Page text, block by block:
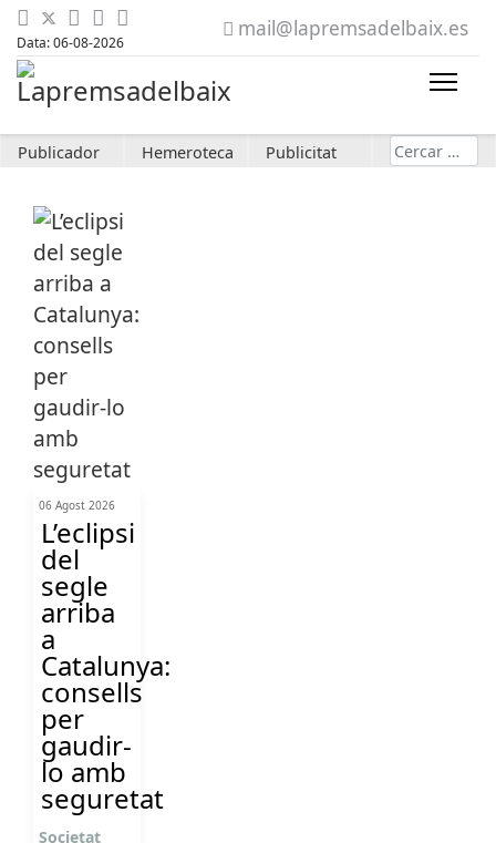
Data: 06-08-2026
mail@lapremsadelbaix.es
Publicador Hemeroteca Publicitat Cerca
06 Agost 2026
L’eclipsi
del
segle
arriba
a
Catalunya:
consells
per
gaudir-
lo amb
seguretat
Societat